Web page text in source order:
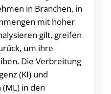
in Branchen, in
mit hoher
gilt, greifen
um ihre
Die Verbreitung
(KI) und
in den